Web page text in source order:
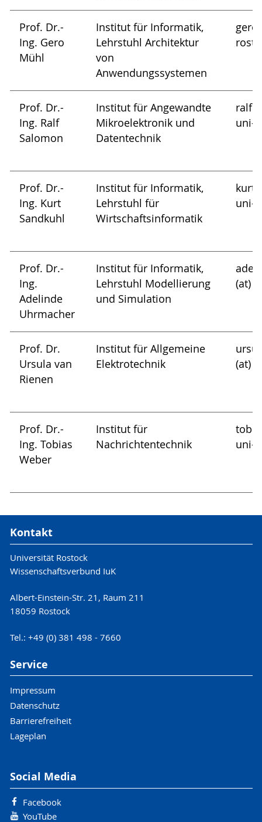
Prof. Dr.-
Ing. Gero
Mühl
Institut für Informatik,
Lehrstuhl Architektur
von
Anwendungssystemen
Prof. Dr.-
Ing. Ralf
Salomon
Institut für Angewandte
Mikroelektronik und
Datentechnik
uni-
Prof. Dr.-
Ing. Kurt
Sandkuhl
Institut für Informatik,
Lehrstuhl für
Wirtschaftsinformatik
uni-
Prof. Dr.-
Ing.
Adelinde
Uhrmacher
Institut für Informatik,
Lehrstuhl Modellierung
und Simulation
(at)
Prof. Dr.
Ursula van
Rienen
Institut für Allgemeine
Elektrotechnik
(at)
Prof. Dr.-
Ing. Tobias
Weber
Institut für
Nachrichtentechnik
uni-
Kontakt
Universität Rostock
Wissenschaftsverbund IuK
Albert-Einstein-Str. 21, Raum 211
18059 Rostock
Tel.: +49 (0) 381 498 - 7660
Service
Impressum
Datenschutz
Barrierefreiheit
Lageplan
Social Media
Facebook
YouTube